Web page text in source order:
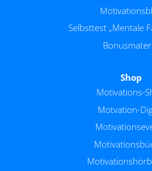
Selbsttest „Mentale
Shop
Motivations-
Motvation-